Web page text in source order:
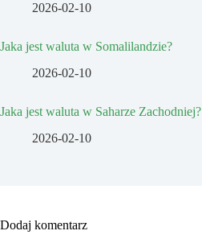
2026-02-10
Jaka jest waluta w Somalilandzie?
2026-02-10
Jaka jest waluta w Saharze Zachodniej?
2026-02-10
Dodaj komentarz